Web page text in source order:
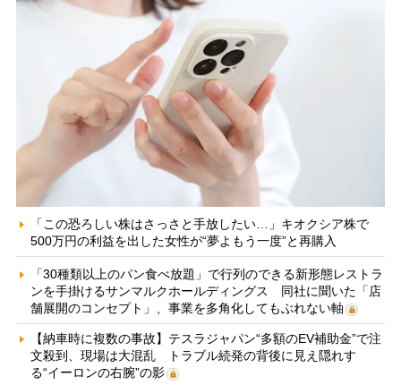
「この恐ろしい株はさっさと手放したい…」キオクシア株で
500万円の利益を出した女性が“夢よもう一度”と再購入
「30種類以上のパン食べ放題」で行列のできる新形態レストラ
ンを手掛けるサンマルクホールディングス 同社に聞いた「店
舗展開のコンセプト」、事業を多角化してもぶれない軸
【納車時に複数の事故】テスラジャパン“多額のEV補助金”で注
文殺到、現場は大混乱 トラブル続発の背後に見え隠れす
る“イーロンの右腕”の影